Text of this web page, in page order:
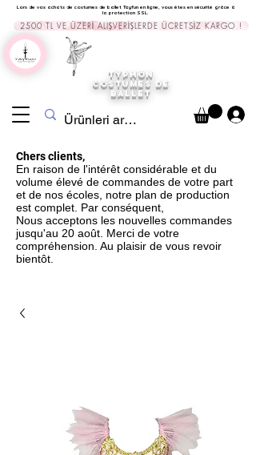
Lors de vos achats de costumes de ballet Tayfun en ligne, vous êtes en sécurité grâce à
la protection SSL.
2500 TL VE ÜZERİ ALIŞVERİŞLERDE ÜCRETSİZ KARGO !
TYPHON
COSTUMES DE
BALLET
Chers clients,
En raison de l'intérêt considérable et du
volume élevé de commandes de votre part
et de nos écoles, notre plan de production
est complet. Par conséquent,
Nous acceptons les nouvelles commandes
jusqu'au 20 août. Merci de votre
compréhension. Au plaisir de vous revoir
bientôt.